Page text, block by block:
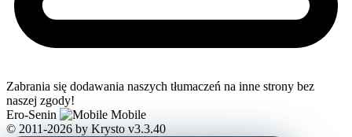
Zabrania się dodawania naszych tłumaczeń na inne strony bez
naszej zgody!
Ero-Senin
Mobile
© 2011-2026 by Krysto v3.3.40